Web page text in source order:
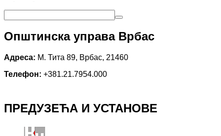
Општинска управа Врбас
Адреса: М. Тита 89, Врбас, 21460
Телефон: +381.21.7954.000
ПРЕДУЗЕЋА И УСТАНОВЕ